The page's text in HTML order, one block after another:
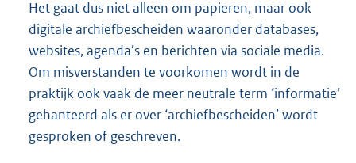
Het gaat dus niet alleen om papieren, maar ook
digitale archiefbescheiden waaronder databases,
websites, agenda’s en berichten via sociale media.
Om misverstanden te voorkomen wordt in de
praktijk ook vaak de meer neutrale term ‘informatie’
gehanteerd als er over ‘archiefbescheiden’ wordt
gesproken of geschreven.